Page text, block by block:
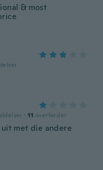
& most
· 11 overførsler
met die andere